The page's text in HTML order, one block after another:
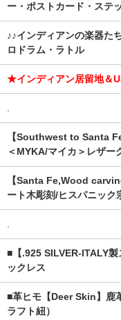
ー・ポストカード・ステ
♪♪インディアンの楽器た
ロドラム・ラトル
★インディアン居留地＆
【Southwest to Santa
＜MYKA/マイカ＞レザー
【Santa Fe,Wood
ート木彫刻/ヒスパニック
■【.925 SILVER-ITALY
ックレス
■革ヒモ【Deer Skin】鹿
ラフト紐）